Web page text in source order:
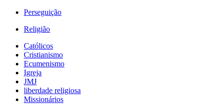
Perseguição
Religião
Católicos
Cristianismo
Ecumenismo
Igreja
JMJ
liberdade religiosa
Missionários